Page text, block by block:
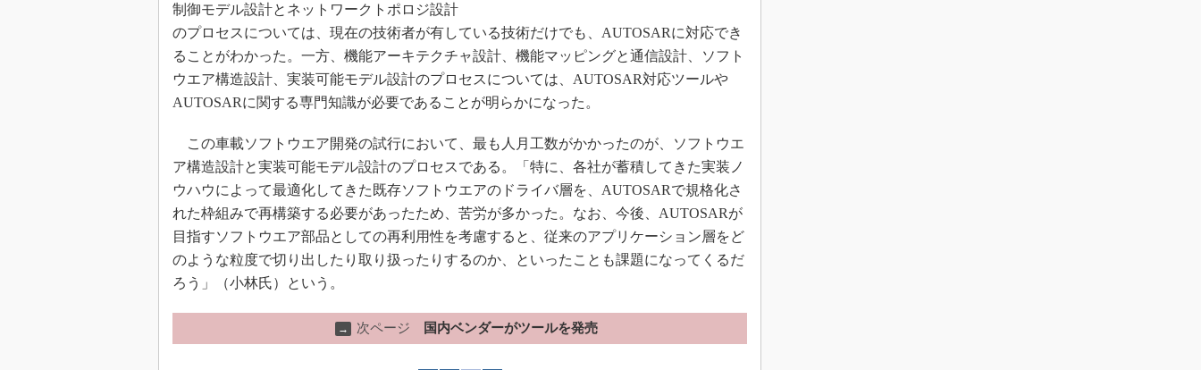
制御モデル設計とネットワークトポロジ設計
のプロセスについては、現在の技術者が有している技術だけでも、AUTOSARに対応でき
ることがわかった。一方、機能アーキテクチャ設計、機能マッピングと通信設計、ソフト
ウエア構造設計、実装可能モデル設計のプロセスについては、AUTOSAR対応ツールや
AUTOSARに関する専門知識が必要であることが明らかになった。
この車載ソフトウエア開発の試行において、最も人月工数がかかったのが、ソフトウエ
ア構造設計と実装可能モデル設計のプロセスである。「特に、各社が蓄積してきた実装ノ
ウハウによって最適化してきた既存ソフトウエアのドライバ層を、AUTOSARで規格化さ
れた枠組みで再構築する必要があったため、苦労が多かった。なお、今後、AUTOSARが
目指すソフトウエア部品としての再利用性を考慮すると、従来のアプリケーション層をど
のような粒度で切り出したり取り扱ったりするのか、といったことも課題になってくるだ
ろう」（小林氏）という。
→ 次ページ 国内ベンダーがツールを発売